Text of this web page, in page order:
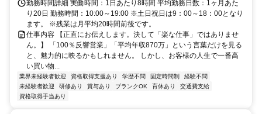
勤務時間詳細 実働時間：1日あたり8時間 平均勤務日数：1ヶ月あた
り20日 勤務時間：10:00～19:00 ※土日祝日は9：00～18：00となり
ます。 ※残業は月平均20時間前後です。
仕事内容 【正直にお伝えします。決して「楽な仕事」ではありませ
ん。】 「100％反響営業」「平均年収870万」という言葉だけを見る
と、魅力的に映るかもしれません。 しかし、お客様の人生で一番高
い買い物...
業界未経験者歓迎 資格取得支援あり 学歴不問 固定時間制
経験不問
未経験者歓迎
研修あり 賞与あり ブランクOK 育休あり
交通費支給
資格取得手当あり